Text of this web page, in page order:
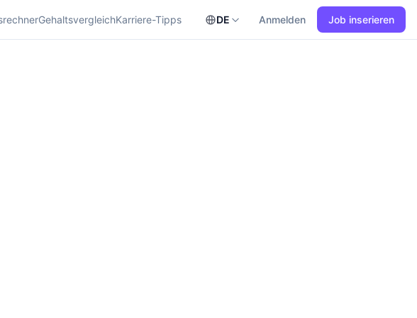
GehaltsvergleichKarriere-Tipps DE Anmelden Job inserieren